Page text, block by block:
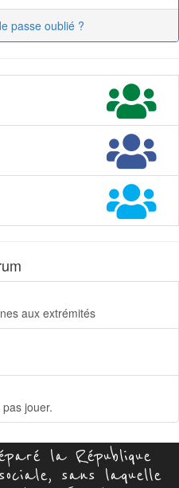
passe oublié ?
aux extrémités
jouer.
la République
sans laquelle